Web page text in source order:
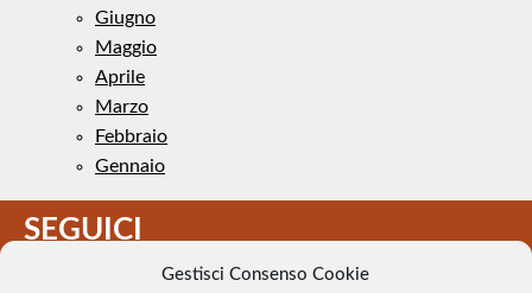
Gestisci Consenso Cookie
Giugno
Maggio
Aprile
Marzo
Febbraio
Gennaio
SEGUICI